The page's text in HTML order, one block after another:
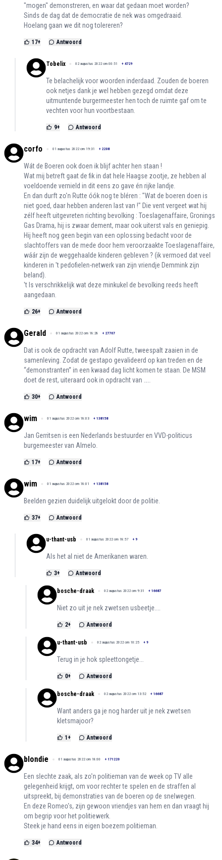
"mogen" demonstreren, en waar dat gedaan moet worden?
Sinds de dag dat de democratie de nek was omgedraaid.
Hoelang gaan we dit nog tolereren?
17+ Antwoord
Tobelix 02 augustus 2022 om 00:51 + 4729
Te belachelijk voor woorden inderdaad. Zouden de boeren
ook netjes dank je wel hebben gezegd omdat deze
uitmuntende burgermeester hen toch de ruimte gaf om te
vechten voor hun voortbestaan.
9+ Antwoord
corfo 01 augustus 2022 om 19:31 + 2208
Wát de Boeren ook doen ik blijf achter hen staan !
Wat mij betreft gaat de fik in dat hele Haagse zootje, ze hebben al
voeldoende vernield in dit eens zo gave én rijke landje.
En dan durft zo'n Rutte óók nog te bléren : "Wat de boeren doen is
niet goed, daar hebben anderen last van !" Die vent vergeet wat hij
zélf heeft uitgevreten richting bevolking : Toeslagenaffaire, Gronings
Gas Drama, hij is zwaar dement, maar ook uiterst vals en geniepig.
Hij heeft nog geen begin van een oplossing bedacht voor de
slachtoffers van de mede door hem veroorzaakte Toeslagenaffaire,
wáár zijn de weggehaalde kinderen gebleven ? (ik vermoed dat veel
kinderen in 't pedofielen-netwerk van zijn vriendje Demmink zijn
beland).
't Is verschrikkelijk wat deze minkukel de bevolking reeds heeft
aangedaan.
26+ Antwoord
Gerald 01 augustus 2022 om 18:28 + 27707
Dat is ook de opdracht van Adolf Rutte, tweespalt zaaien in de
samenleving. Zodat de gestapo gevalideerd op kan treden en de
“demonstranten” in een kwaad dag licht komen te staan. De MSM
doet de rest, uiteraard ook in opdracht van …..
30+ Antwoord
wim 01 augustus 2022 om 18:03 + 138158
Jan Gerritsen is een Nederlands bestuurder en VVD-politicus
burgemeester van Almelo.
17+ Antwoord
wim 01 augustus 2022 om 18:01 + 138158
Beelden gezien duidelijk uitgelokt door de politie.
37+ Antwoord
u-thant-usb 01 augustus 2022 om 18:57 + 9
Als het al niet de Amerikanen waren.
3+ Antwoord
bosche-draak 02 augustus 2022 om 9:31 + 16687
Niet zo uit je nek zwetsen usbeetje....
2+ Antwoord
u-thant-usb 02 augustus 2022 om 10:25 + 9
Terug in je hok spleettongetje...
0+ Antwoord
bosche-draak 02 augustus 2022 om 13:52 + 16687
Want anders ga je nog harder uit je nek zwetsen
kletsmajoor?
1 + Antwoord
blondie 01 augustus 2022 om 18:00 + 171220
Een slechte zaak, als zo'n politieman van de week op TV alle
gelegenheid krijgt, om voor rechter te spelen en de straffen al
uitspreekt, bij demonstraties van de boeren op de snelwegen.
En deze Romeo's, zijn gewoon vriendjes van hem en dan vraagt hij
om begrip voor het politiewerk.
Steek je hand eens in eigen boezem politieman.
34+ Antwoord